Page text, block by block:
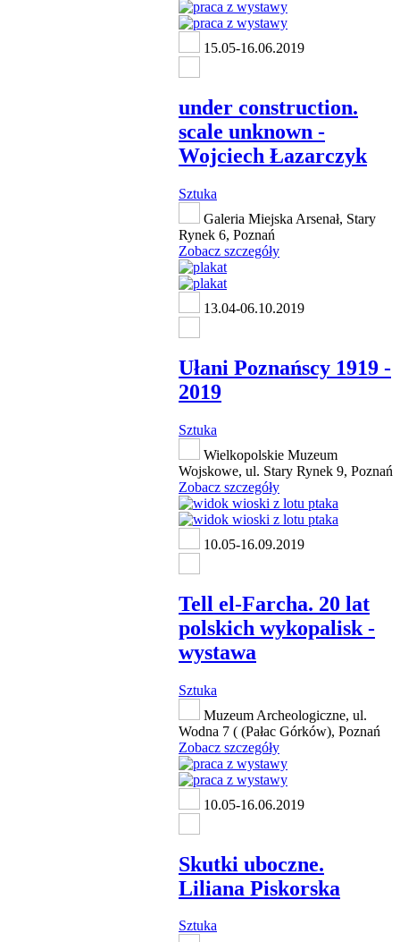
15.05-16.06.2019
under construction.
scale unknown -
Wojciech Łazarczyk
Sztuka
Galeria Miejska Arsenał, Stary
Rynek 6, Poznań
Zobacz szczegóły
13.04-06.10.2019
Ułani Poznańscy 1919 -
2019
Sztuka
Wielkopolskie Muzeum
Wojskowe, ul. Stary Rynek 9, Poznań
Zobacz szczegóły
10.05-16.09.2019
Tell el-Farcha. 20 lat
polskich wykopalisk -
wystawa
Sztuka
Muzeum Archeologiczne, ul.
Wodna 7 ( (Pałac Górków), Poznań
Zobacz szczegóły
10.05-16.06.2019
Skutki uboczne.
Liliana Piskorska
Sztuka